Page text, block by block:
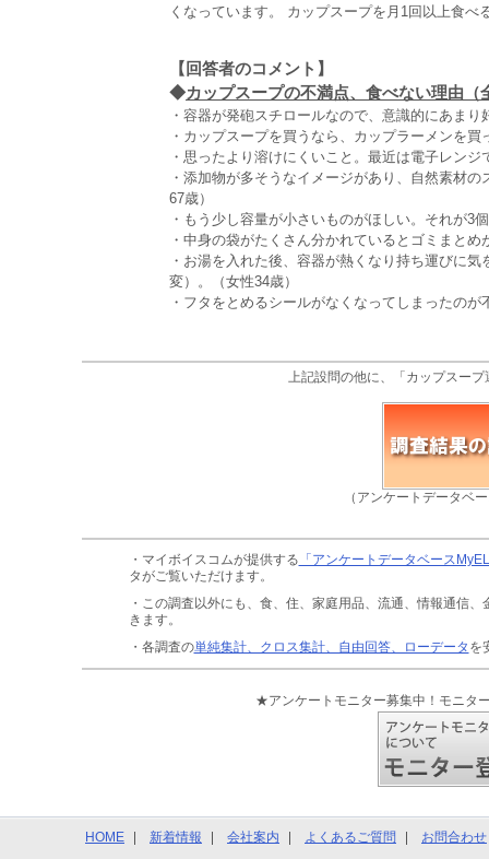
くなっています。 カップスープを月1回以上食
【回答者のコメント】
◆カップスープの不満点、食べない理由（
・容器が発砲スチロールなので、意識的にあま
・カップスープを買うなら、カップラーメンを
・思ったより溶けにくいこと。最近は電子レン
・添加物が多そうなイメージがあり、自然素材
67歳）
・もう少し容量が小さいものがほしい。それが3
・中身の袋がたくさん分かれているとゴミまとめ
・お湯を入れた後、容器が熱くなり持ち運びに
変）。（女性34歳）
・フタをとめるシールがなくなってしまったのが
上記設問の他に、「カップスー
（アンケートデータベ
・マイボイスコムが提供する 「アンケートデータベース
タがご覧いただけます。
・この調査以外にも、食、住、家庭用品、流通、情報通信、
きます。
・各調査の単純集計、クロス集計、自由回答、ローデータ を
★アンケートモニター募集中！モニタ
HOME 新着情報 会社案内 よくあるご質問 お問合わせ